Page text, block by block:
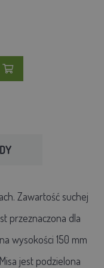
Zawartość suchej
przeznaczona dla
wysokości 150 mm
jest podzielona